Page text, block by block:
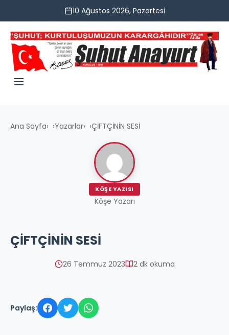
10 Ağustos 2026, Pazartesi
Ana Sayfa› Yazarlar› ÇİFTÇİNİN SESİ
KÖŞE YAZISI
Köşe Yazarı
ÇİFTÇİNİN SESİ
26 Temmuz 2023 2 dk okuma
Paylaş: